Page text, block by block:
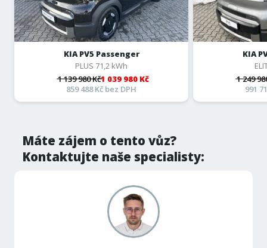
KIA PV5 Passenger
PLUS 71,2 kWh
1 139 980 Kč1 039 980 Kč
859 488 Kč bez DPH
KIA
1 249
991
Máte zájem o tento vůz?
Kontaktujte naše specialisty: